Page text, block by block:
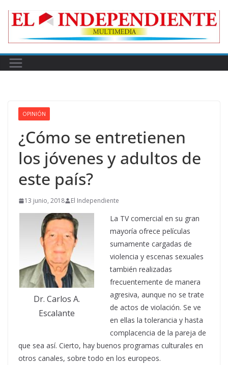
OPINIÓN
¿Cómo se entretienen
los jóvenes y adultos de
este país?
13 junio, 2018 El Independiente
Dr. Carlos A.
Escalante
La TV comercial en su gran
mayoría ofrece películas
sumamente cargadas de
violencia y escenas sexuales
también realizadas
frecuentemente de manera
agresiva, aunque no se trate
de actos de violación. Se ve
en ellas la tolerancia y hasta
complacencia de la pareja de
que sea así. Cierto, hay buenos programas culturales en
otros canales, sobre todo en los europeos.